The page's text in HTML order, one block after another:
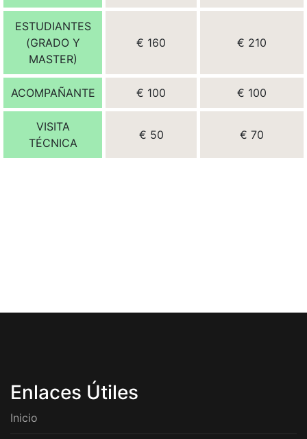
ESTUDIANTES
(GRADO Y
MASTER)
€ 160 € 210
ACOMPAÑANTE € 100 € 100
VISITA
TÉCNICA
€ 50 € 70
Enlaces Útiles
Inicio